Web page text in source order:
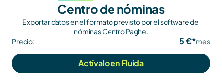
Centro de nóminas
Exportar datos en el formato previsto por el software de
nóminas Centro Paghe.
Precio:
5 €*mes
Actívalo en Fluida